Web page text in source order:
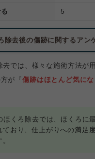
5
除去後の傷跡に関するアン
去では、様々な施術方法が
が『傷跡はほとんど気に
ほくろ除去では、ほくろに
ており、仕上がりへの満足